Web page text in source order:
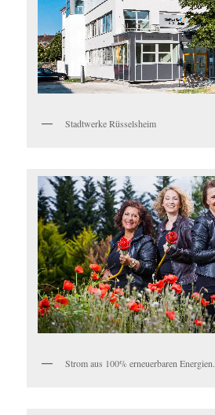
Stadtwerke Rüsselsheim
Strom aus 100% erneuerbaren Energien.